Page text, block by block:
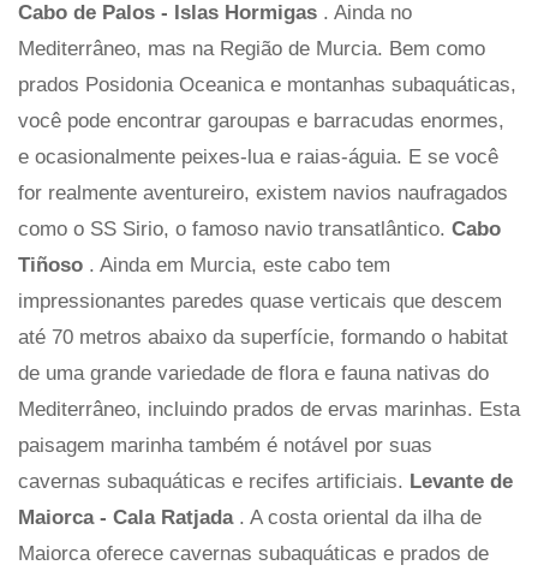
Cabo de Palos - Islas Hormigas . Ainda no
Mediterrâneo, mas na Região de Murcia. Bem como
prados Posidonia Oceanica e montanhas subaquáticas,
você pode encontrar garoupas e barracudas enormes,
e ocasionalmente peixes-lua e raias-águia. E se você
for realmente aventureiro, existem navios naufragados
como o SS Sirio, o famoso navio transatlântico. Cabo
Tiñoso . Ainda em Murcia, este cabo tem
impressionantes paredes quase verticais que descem
até 70 metros abaixo da superfície, formando o habitat
de uma grande variedade de flora e fauna nativas do
Mediterrâneo, incluindo prados de ervas marinhas. Esta
paisagem marinha também é notável por suas
cavernas subaquáticas e recifes artificiais. Levante de
Maiorca - Cala Ratjada . A costa oriental da ilha de
Maiorca oferece cavernas subaquáticas e prados de